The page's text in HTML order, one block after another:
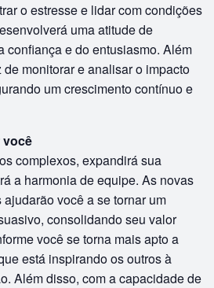
o estresse e lidar com condições
uma atitude de
confiança e do entusiasmo. Além
monitorar e analisar o impacto
um crescimento contínuo e
você
complexos, expandirá sua
a harmonia de equipe. As novas
você a se tornar um
consolidando seu valor
você se torna mais apto a
está inspirando os outros à
Além disso, com a capacidade de